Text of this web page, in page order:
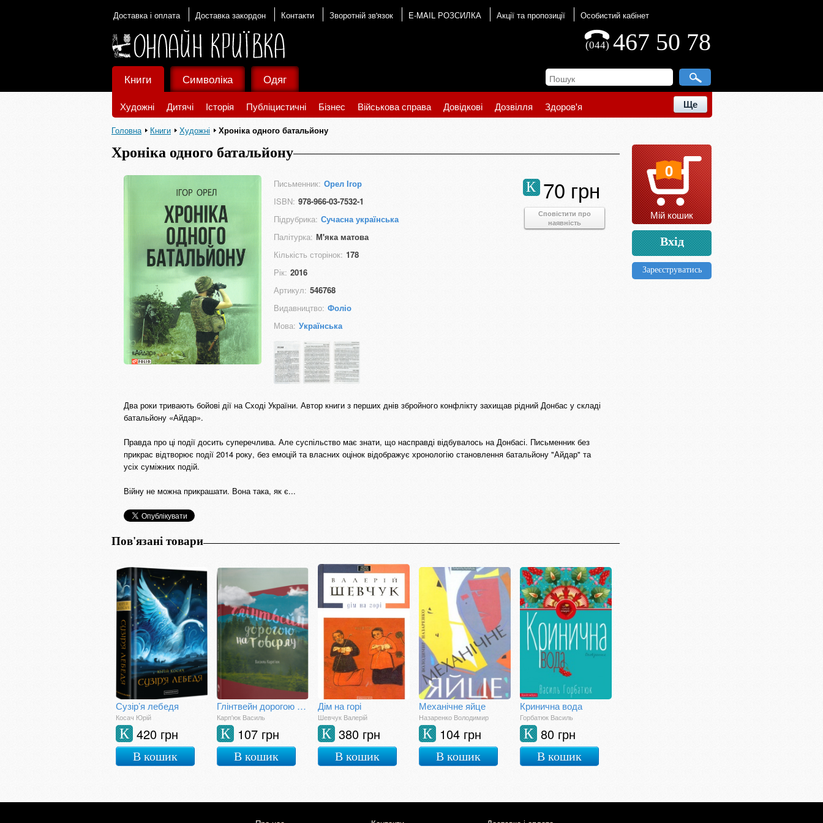
Доставка і оплата Доставка закордон Контакти Зворотній зв'язок E-MAIL РОЗСИЛКА Акції та пропозиції Особистий кабінет
467 50 78
(044)
Книги
Художні Дитячі Історія Публіцистичні Бізнес Військова справа Довідкові Дозвілля Здоров'я Ще
Символіка Одяг
Головна Книги Художні Хроніка одного батальйону
Хроніка одного батальйону
Письменник: Орел Ігор
ISBN: 978-966-03-7532-1
Підрубрика: Сучасна українська
Палітурка: М'яка матова
Кількість сторінок: 178
Рік: 2016
Артикул: 546768
Видавництво: Фоліо
Мова: Українська
70 грн
К
Сповістити про
наявність
Два роки тривають бойові дії на Сході України. Автор книги з перших днів збройного конфлікту захищав рідний Донбас у складі
батальйону «Айдар».
Правда про ці події досить суперечлива. Але суспільство має знати, що насправді відбувалось на Донбасі. Письменник без
прикрас відтворює події 2014 року, без емоцій та власних оцінок відображує хронологію становлення батальйону "Айдар" та
усіх суміжних подій.
Війну не можна прикрашати. Вона така, як є...
Пов'язані товари
Сузір’я лебедя
Косач Юрій
420 грн
К
В кошик
Глінтвейн дорогою на Говерлу
Карп'юк Василь
107 грн
К
В кошик
Дім на горі
Шевчук Валерій
380 грн
К
В кошик
Механічне яйце
Назаренко Володимир
104 грн
К
В кошик
Кринична вода
Горбатюк Василь
80 грн
К
В кошик
0
Мій кошик
Вхід
Зареєструватись